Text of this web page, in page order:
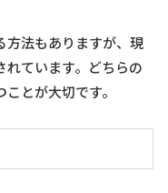
方法もありますが、現
ています。どちらの
とが大切です。